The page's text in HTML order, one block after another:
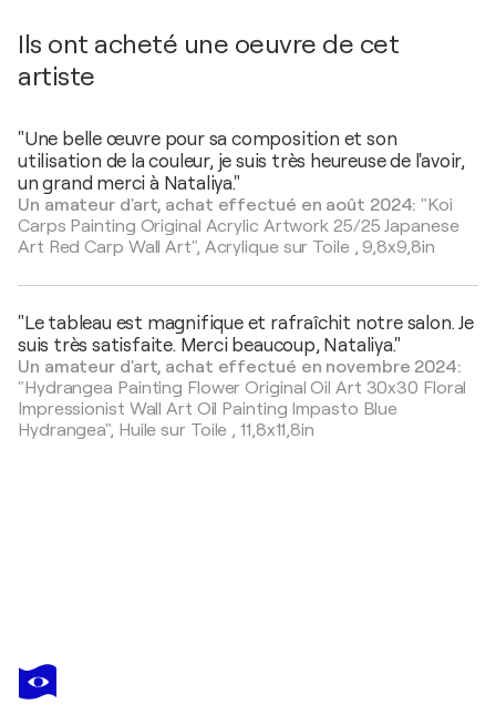
Ils ont acheté une oeuvre de cet
artiste
"Une belle œuvre pour sa composition et son
utilisation de la couleur, je suis très heureuse de l'avoir,
un grand merci à Nataliya."
Un amateur d'art, achat effectué en août 2024: "Koi
Carps Painting Original Acrylic Artwork 25/25 Japanese
Art Red Carp Wall Art", Acrylique sur Toile,9,8x9,8in
"Le tableau est magnifique et rafraîchit notre salon. Je
suis très satisfaite. Merci beaucoup, Nataliya."
Un amateur d'art, achat effectué en novembre 2024:
"Hydrangea Painting Flower Original Oil Art 30x30 Floral
Impressionist Wall Art Oil Painting Impasto Blue
Hydrangea", Huile sur Toile ,11,8x11,8in
NATALIYA ROZHDESTVENSKAYA